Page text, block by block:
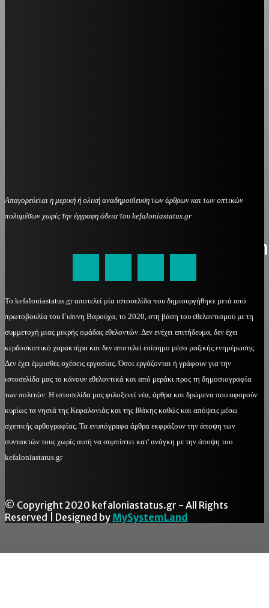
Απαγορεύεται η μερική ή ολική αναδημοσίευση των άρθρων και των οπτικών
πολυμέσων χωρίς την έγγραφη άδεια του kefaloniastatus.gr
kefaloniastatus@gmail.com
Το kefaloniastatus.gr αποτελεί μία ιστοσελίδα που δημιουργήθηκε μετά από
πρωτοβουλία του Γιάννη Βαρούχα, το 2020, στη βάση του εθελοντισμού με τη
συμμετοχή μιας μικρής ομάδας εθελοντών. Δεν ενέχει επιτήδευμα, δεν έχει
κερδοσκοπικό χαρακτήρα και δεν αποτελεί επίσημο μέσο μαζικής ενημέρωσης.
Δεν έχει έμμισθες σχέσεις εργασίας. Όσοι εργάζονται ή γράφουν για την
ιστοσελίδα μας το κάνουν εθελοντικά και από μεράκι προς τη δημοσιογραφία
των πολιτών. Η ιστοσελίδα μας φιλοξενεί νέα, άρθρα και δρώμενα που αφορούν
κυρίως τα νησιά της Κεφαλονιάς και της Ιθάκης καθώς και απόψεις μέσω
σχετικής αρθογραφίας. Τα ενυπόγραφα άρθρα εκφράζουν την άποψη των
συντακτών τους χωρίς αυτή να συμπίπτει κατ' ανάγκη με την άποψη του
kefaloniastatus.gr
© Copyright 2020 kefaloniastatus.gr - All Rights
Reserved | Designed by MySystemLand